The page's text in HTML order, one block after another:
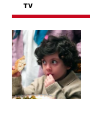
TV